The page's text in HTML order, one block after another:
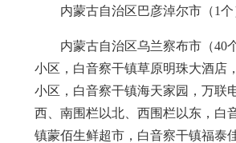
内蒙古自治区巴彦淖尔市（1
内蒙古自治区乌兰察布市（40
小区，白音察干镇草原明珠大酒店
小区，白音察干镇海天家园，万联
西、南围栏以北、西围栏以东，白
镇蒙佰生鲜超市，白音察干镇福泰